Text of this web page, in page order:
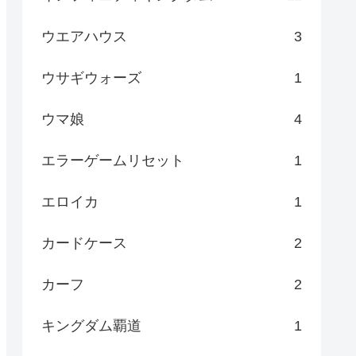
ウエアハウス 3
ウサギウォーズ 1
ウマ娘 4
エラーゲームリセット 1
エロイカ 1
カードケース 2
カーフ 2
キングダム覇道 1